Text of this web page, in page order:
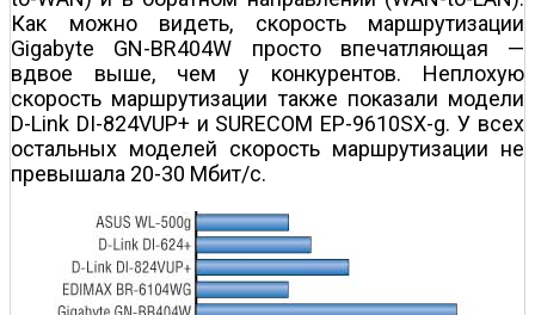
Как можно видеть, скорость маршрутизации
Gigabyte GN-BR404W просто впечатляющая —
вдвое выше, чем у конкурентов. Неплохую
скорость маршрутизации также показали модели
D-Link DI-824VUP+ и SURECOM EP-9610SX-g. У всех
остальных моделей скорость маршрутизации не
превышала 20-30 Мбит/с.